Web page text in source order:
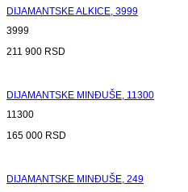
DIJAMANTSKE ALKICE, 3999
3999
211 900 RSD
DIJAMANTSKE MINĐUŠE, 11300
11300
165 000 RSD
DIJAMANTSKE MINĐUŠE, 249